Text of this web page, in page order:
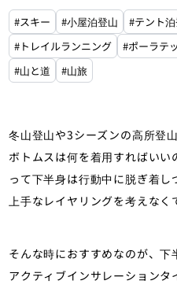
#スキー #小屋泊登山 #テント
#トレイルランニング
#ポーラテ
#山と道
#山旅
冬山登山や3シーズンの高所登
ボトムスは何を着用すればい
って下半身は行動中に脱ぎ着
上手なレイヤリングを考えなく
そんな時におすすめなのが、
アクティブインサレーション